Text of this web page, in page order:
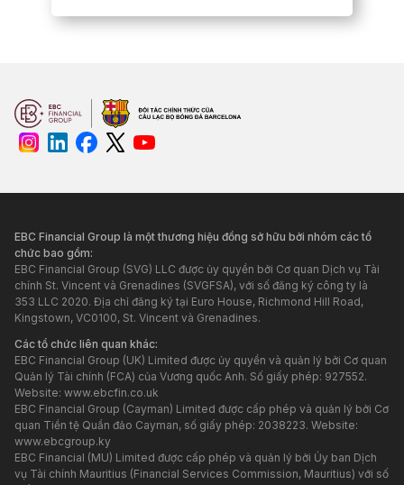
EBC Financial Group là một thương hiệu đồng sở hữu bởi nhóm các tổ
chức bao gồm:
EBC Financial Group (SVG) LLC được ủy quyền bởi Cơ quan Dịch vụ Tài
chính St. Vincent và Grenadines (SVGFSA), với số đăng ký công ty là
353 LLC 2020. Địa chỉ đăng ký tại Euro House, Richmond Hill Road,
Kingstown, VC0100, St. Vincent và Grenadines.
Các tổ chức liên quan khác:
EBC Financial Group (UK) Limited được ủy quyền và quản lý bởi Cơ quan
Quản lý Tài chính (FCA) của Vương quốc Anh. Số giấy phép: 927552.
Website: www.ebcfin.co.uk
EBC Financial Group (Cayman) Limited được cấp phép và quản lý bởi Cơ
quan Tiền tệ Quần đảo Cayman, số giấy phép: 2038223. Website:
www.ebcgroup.ky
EBC Financial (MU) Limited được cấp phép và quản lý bởi Ủy ban Dịch
vụ Tài chính Mauritius (Financial Services Commission, Mauritius) với số